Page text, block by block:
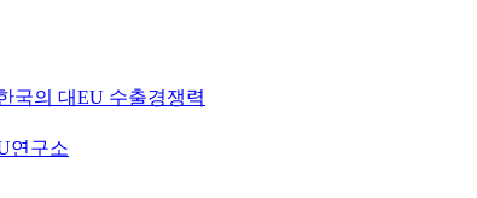
국의 대EU 수출경쟁력
연구소